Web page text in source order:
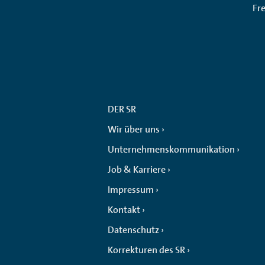
DER SR
Wir über uns
Unternehmenskommunikation
Job & Karriere
Impressum
Kontakt
Datenschutz
Korrekturen des SR